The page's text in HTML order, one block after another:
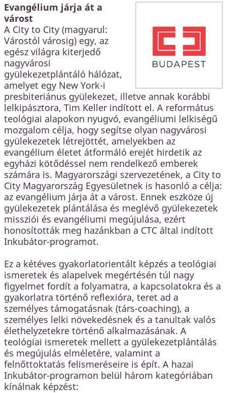
Evangélium járja át a
várost
A City to City (magyarul:
Várostól városig) egy, az
egész világra kiterjedő
nagyvárosi
gyülekezetplántáló hálózat,
amelyet egy New York-i
presbiteriánus gyülekezet, illetve annak korábbi
lelkipásztora, Tim Keller indított el. A református
teológiai alapokon nyugvó, evangéliumi lelkiségű
mozgalom célja, hogy segítse olyan nagyvárosi
gyülekezetek létrejöttét, amelyekben az
evangélium életet átformáló erejét hirdetik az
egyházi kötődéssel nem rendelkező emberek
számára is. Magyarországi szervezetének, a City to
City Magyarország Egyesületnek is hasonló a célja:
az evangélium járja át a várost. Ennek eszköze új
gyülekezetek plántálása és meglévő gyülekezetek
missziói és evangéliumi megújulása, ezért
honosították meg hazánkban a CTC által indított
Inkubátor-programot.
Ez a kétéves gyakorlatorientált képzés a teológiai
ismeretek és alapelvek megértésén túl nagy
figyelmet fordít a folyamatra, a kapcsolatokra és a
gyakorlatra történő reflexióra, teret ad a
személyes támogatásnak (társ-coaching), a
személyes lelki növekedésnek és a tanultak valós
élethelyzetekre történő alkalmazásának. A
teológiai ismeretek mellett a gyülekezetplántálás
és megújulás elméletére, valamint a
felnőttoktatás felismeréseire is épít. A hazai
Inkubátor-programon belül három kategóriában
kínálnak képzést: